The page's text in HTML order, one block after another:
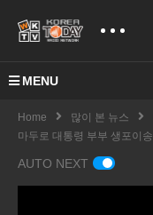
MENU
Home 많이 본 뉴스
마두로 대통령 부부 생포이송
AUTO NEXT